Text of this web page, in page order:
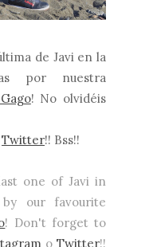
de Javi en la
por nuestra
! No olvidéis
Twitter!! Bss!!
one of Javi in
our favourite
! Don't forget to
oTwitter!!